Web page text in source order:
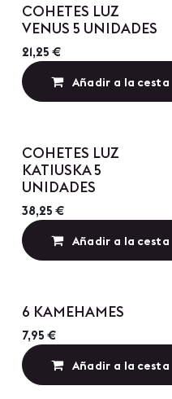
Precio por Cantidad
COHETES LUZ
VENUS 5 UNIDADES
21,25 €
Añadir a la cesta
Precio por Cantidad
COHETES LUZ
KATIUSKA 5
UNIDADES
38,25 €
Añadir a la cesta
6 KAMEHAMES
7,95 €
Añadir a la cesta